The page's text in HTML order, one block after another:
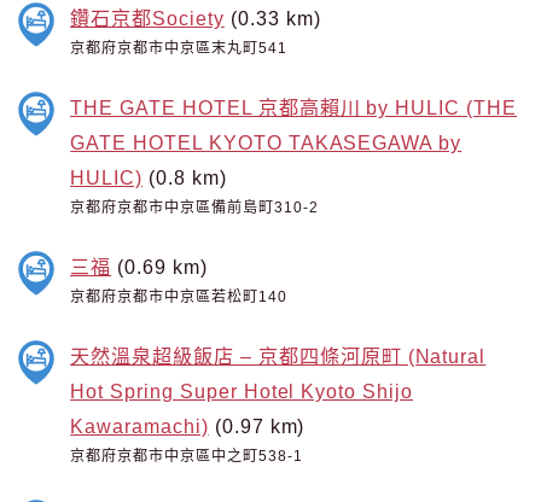
鑽石京都Society (0.33 km)
京都府京都市中京區末丸町541
THE GATE HOTEL 京都高賴川 by HULIC (THE
GATE HOTEL KYOTO TAKASEGAWA by
HULIC) (0.8 km)
京都府京都市中京區備前島町310-2
三福 (0.69 km)
京都府京都市中京區若松町140
天然溫泉超級飯店 – 京都四條河原町 (Natural
Hot Spring Super Hotel Kyoto Shijo
Kawaramachi) (0.97 km)
京都府京都市中京區中之町538-1